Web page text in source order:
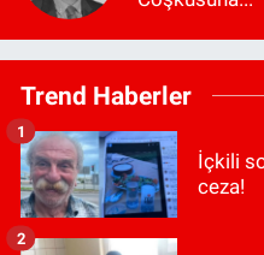
Trend Haberler
İçkili
ceza!
1
2